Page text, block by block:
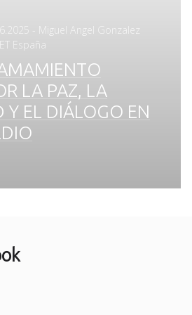
- Miguel Angel Gonzalez
España
LA PAZ, LA
Y EL DIÁLOGO EN